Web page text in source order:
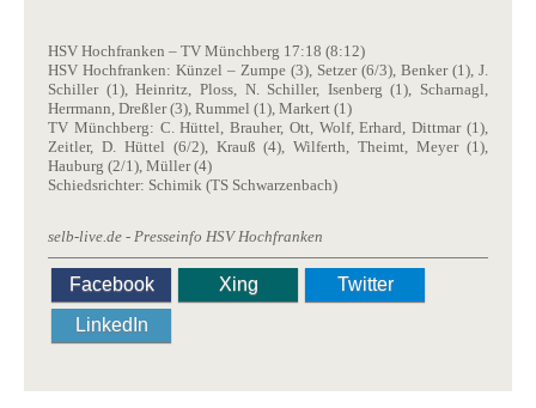
HSV Hochfranken – TV Münchberg 17:18 (8:12)
HSV Hochfranken: Künzel – Zumpe (3), Setzer (6/3), Benker (1), J.
Schiller (1), Heinritz, Ploss, N. Schiller, Isenberg (1), Scharnagl,
Herrmann, Dreßler (3), Rummel (1), Markert (1)
TV Münchberg: C. Hüttel, Brauher, Ott, Wolf, Erhard, Dittmar (1),
Zeitler, D. Hüttel (6/2), Krauß (4), Wilferth, Theimt, Meyer (1),
Hauburg (2/1), Müller (4)
Schiedsrichter: Schimik (TS Schwarzenbach)
selb-live.de - Presseinfo HSV Hochfranken
Facebook Xing
Twitter
LinkedIn